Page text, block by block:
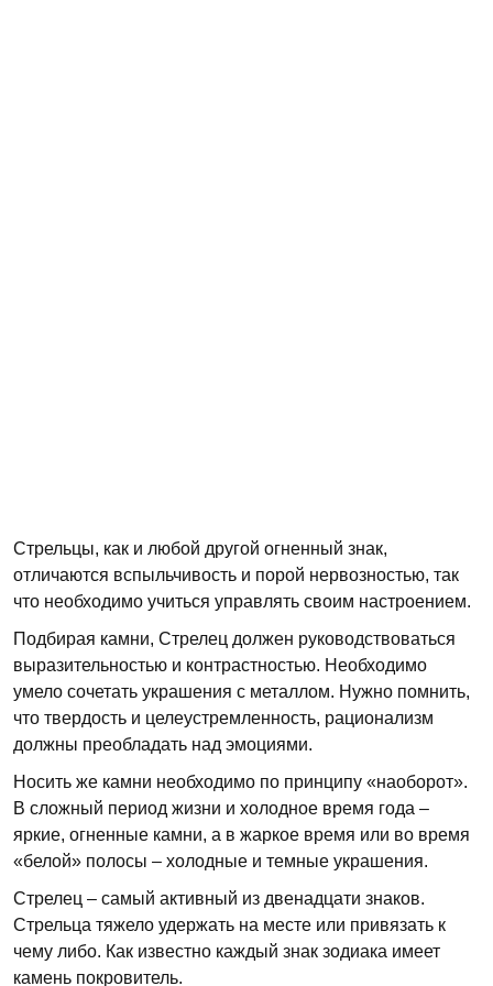
Стрельцы, как и любой другой огненный знак,
отличаются вспыльчивость и порой нервозностью, так
что необходимо учиться управлять своим настроением.
Подбирая камни, Стрелец должен руководствоваться
выразительностью и контрастностью. Необходимо
умело сочетать украшения с металлом. Нужно помнить,
что твердость и целеустремленность, рационализм
должны преобладать над эмоциями.
Носить же камни необходимо по принципу «наоборот».
В сложный период жизни и холодное время года –
яркие, огненные камни, а в жаркое время или во время
«белой» полосы – холодные и темные украшения.
Стрелец – самый активный из двенадцати знаков.
Стрельца тяжело удержать на месте или привязать к
чему либо. Как известно каждый знак зодиака имеет
камень покровитель.